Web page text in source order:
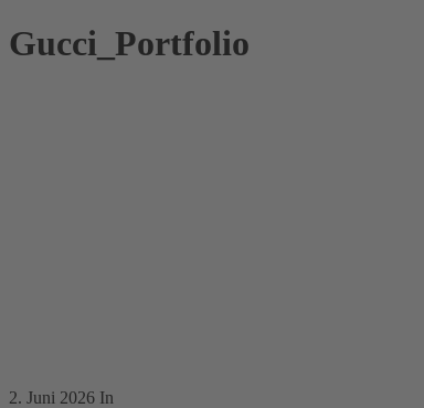
Gucci_Portfolio
2. Juni 2026 In